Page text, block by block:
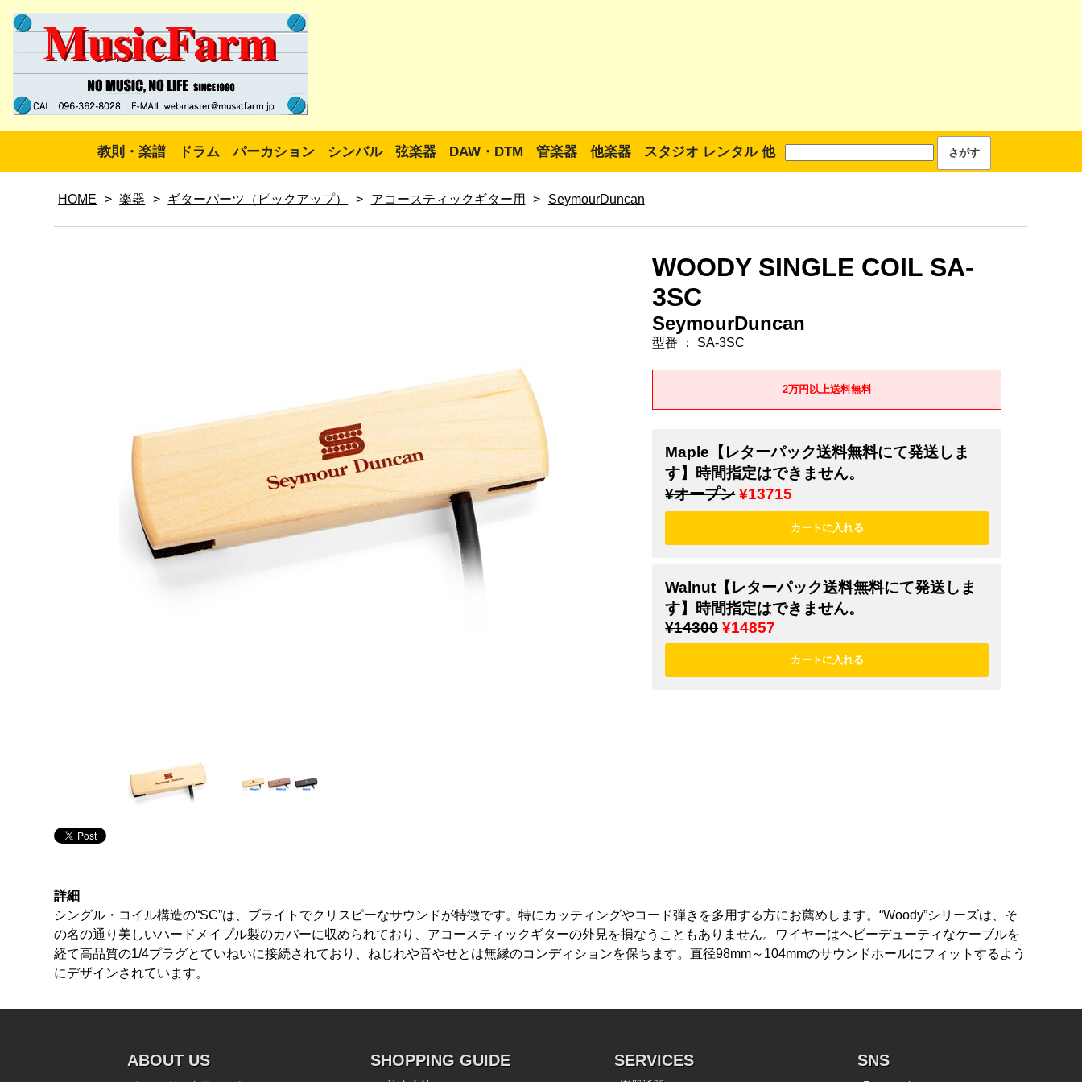
教則・楽譜 ドラム パーカション シンバル 弦楽器 DAW・DTM 管楽器 他楽器 スタジオ レンタル 他
HOME > 楽器 > ギターパーツ（ピックアップ） > アコースティックギター用 > SeymourDuncan
WOODY SINGLE COIL SA-
3SC
SeymourDuncan
型番 ： SA-3SC
2万円以上送料無料
Maple【レターパック送料無料にて発送しま
す】時間指定はできません。
¥オープン ¥13715
Walnut【レターパック送料無料にて発送しま
す】時間指定はできません。
¥14300 ¥14857
詳細
シングル・コイル構造の“SC”は、ブライトでクリスピーなサウンドが特徴です。特にカッティングやコード弾きを多用する方にお薦めします。“Woody”シリーズは、そ
の名の通り美しいハードメイプル製のカバーに収められており、アコースティックギターの外見を損なうこともありません。ワイヤーはヘビーデューティなケーブルを
経て高品質の1/4プラグとていねいに接続されており、ねじれや音やせとは無縁のコンディションを保ちます。直径98mm～104mmのサウンドホールにフィットするよう
にデザインされています。
ABOUT US SHOPPING GUIDE SERVICES SNS